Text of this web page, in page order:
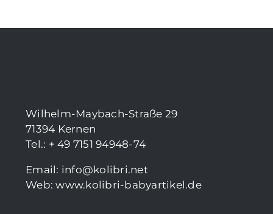
Wilhelm-Maybach-Straße 29
71394 Kernen
Tel.: + 49 7151 94948-74
Email: info@kolibri.net
Web:www.kolibri-babyartikel.de